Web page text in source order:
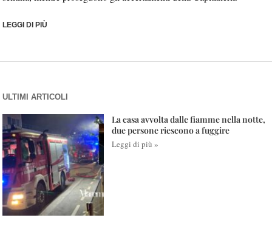
LEGGI DI PIÙ
ULTIMI ARTICOLI
La casa avvolta dalle fiamme nella notte,
due persone riescono a fuggire
Leggi di più »